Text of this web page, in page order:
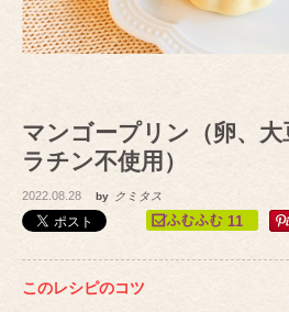
マンゴープリン（卵、
ラチン不使用）
2022.08.28 by クミタス
11
このレシピのコツ